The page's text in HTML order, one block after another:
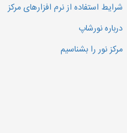
شرایط استفاده از نرم افزارهای مرکز
درباره نورشاپ
مرکز نور را بشناسیم